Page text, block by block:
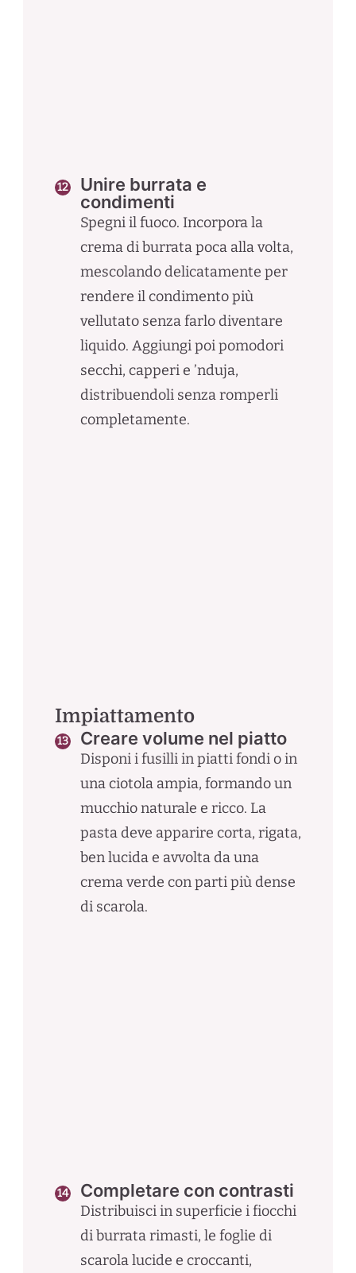
Unire burrata e
condimenti
Spegni il fuoco. Incorpora la
crema di burrata poca alla volta,
mescolando delicatamente per
rendere il condimento più
vellutato senza farlo diventare
liquido. Aggiungi poi pomodori
secchi, capperi e ’nduja,
distribuendoli senza romperli
completamente.
Impiattamento
Creare volume nel piatto
Disponi i fusilli in piatti fondi o in
una ciotola ampia, formando un
mucchio naturale e ricco. La
pasta deve apparire corta, rigata,
ben lucida e avvolta da una
crema verde con parti più dense
di scarola.
Completare con contrasti
Distribuisci in superficie i fiocchi
di burrata rimasti, le foglie di
scarola lucide e croccanti,